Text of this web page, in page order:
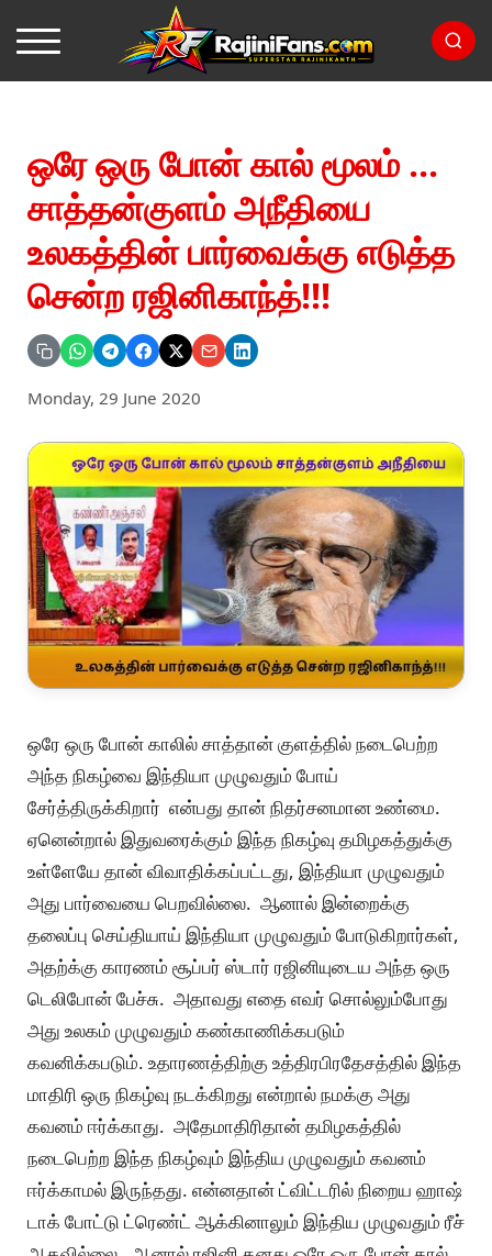
ஒரே ஒரு போன் கால் மூலம் ...
சாத்தன்குளம் அநீதியை
உலகத்தின் பார்வைக்கு எடுத்த
சென்ற ரஜினிகாந்த்!!!
Monday, 29 June 2020
ஒரே ஒரு போன் காலில் சாத்தான் குளத்தில் நடைபெற்ற
அந்த நிகழ்வை இந்தியா முழுவதும் போய்
சேர்த்திருக்கிறார் என்பது தான் நிதர்சனமான உண்மை.
ஏனென்றால் இதுவரைக்கும் இந்த நிகழ்வு தமிழகத்துக்கு
உள்ளேயே தான் விவாதிக்கப்பட்டது, இந்தியா முழுவதும்
அது பார்வையை பெறவில்லை. ஆனால் இன்றைக்கு
தலைப்பு செய்தியாய் இந்தியா முழுவதும் போடுகிறார்கள்,
அதற்க்கு காரணம் சூப்பர் ஸ்டார் ரஜினியுடைய அந்த ஒரு
டெலிபோன் பேச்சு. அதாவது எதை எவர் சொல்லும்போது
அது உலகம் முழுவதும் கண்காணிக்கபடும்
கவனிக்கபடும். உதாரணத்திற்கு உத்திரபிரதேசத்தில் இந்த
மாதிரி ஒரு நிகழ்வு நடக்கிறது என்றால் நமக்கு அது
கவனம் ஈர்க்காது. அதேமாதிரிதான் தமிழகத்தில்
நடைபெற்ற இந்த நிகழ்வும் இந்திய முழுவதும் கவனம்
ஈர்க்காமல் இருந்தது. என்னதான் ட்விட்டரில் நிறைய ஹாஷ்
டாக் போட்டு ட்ரெண்ட் ஆக்கினாலும் இந்திய முழுவதும் ரீச்